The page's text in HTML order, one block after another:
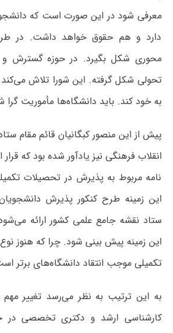
معرفی شود در این صورت است که
دارد و هم حقوق خواهد داشت. در
محوری شکل بگیرد. در حوزه گسترش و
تحولی شکل گرفته. این شورا تلاش
به خود کند. باید دانشگاه‌ها مأموریت گرا
پیش از این منصور کبگانیان قائم مقام
انقلاب فرهنگی نیز یادآور شده بود که
نامه مربوط به پذیرش در تحصیلات
این زمینه طرح کنکور پذیرش
ستاد نقشه جامع علمی کشور ارائه
این زمینه پیش بینی شود. چرا که هنوز
تکمیلی موجب انتقاد دانشگاه‌های برتر
به این ترتیب به نظر می‌رسد تغییر
کارشناسی ارشد و دکتری تخصصی در